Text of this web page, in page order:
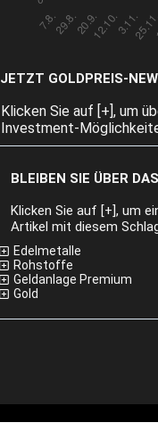
JETZT GOLDPREIS-
Klicken Sie auf [+], um
Investment-
BLEIBEN SIE ÜBER
Klicken Sie auf [+], um
Artikel mit diesem
Edelmetalle
Rohstoffe
Geldanlage Premium
Gold